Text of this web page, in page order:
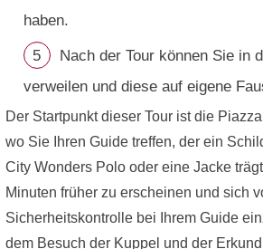
haben.
Nach der Tour können Sie in
verweilen und diese auf eigene
Der Startpunkt dieser Tour ist die
wo Sie Ihren Guide treffen, der ein
City Wonders Polo oder eine Jacke
Minuten früher zu erscheinen und sich
Sicherheitskontrolle bei Ihrem Guide
dem Besuch der Kuppel und der